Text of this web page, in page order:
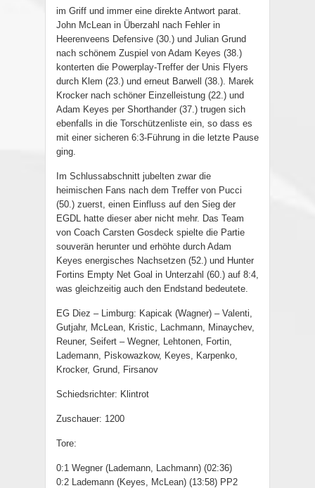
im Griff und immer eine direkte Antwort parat.
John McLean in Überzahl nach Fehler in
Heerenveens Defensive (30.) und Julian Grund
nach schönem Zuspiel von Adam Keyes (38.)
konterten die Powerplay-Treffer der Unis Flyers
durch Klem (23.) und erneut Barwell (38.). Marek
Krocker nach schöner Einzelleistung (22.) und
Adam Keyes per Shorthander (37.) trugen sich
ebenfalls in die Torschützenliste ein, so dass es
mit einer sicheren 6:3-Führung in die letzte Pause
ging.
Im Schlussabschnitt jubelten zwar die
heimischen Fans nach dem Treffer von Pucci
(50.) zuerst, einen Einfluss auf den Sieg der
EGDL hatte dieser aber nicht mehr. Das Team
von Coach Carsten Gosdeck spielte die Partie
souverän herunter und erhöhte durch Adam
Keyes energisches Nachsetzen (52.) und Hunter
Fortins Empty Net Goal in Unterzahl (60.) auf 8:4,
was gleichzeitig auch den Endstand bedeutete.
EG Diez – Limburg: Kapicak (Wagner) – Valenti,
Gutjahr, McLean, Kristic, Lachmann, Minaychev,
Reuner, Seifert – Wegner, Lehtonen, Fortin,
Lademann, Piskowazkow, Keyes, Karpenko,
Krocker, Grund, Firsanov
Schiedsrichter: Klintrot
Zuschauer: 1200
Tore:
0:1 Wegner (Lademann, Lachmann) (02:36)
0:2 Lademann (Keyes, McLean) (13:58) PP2